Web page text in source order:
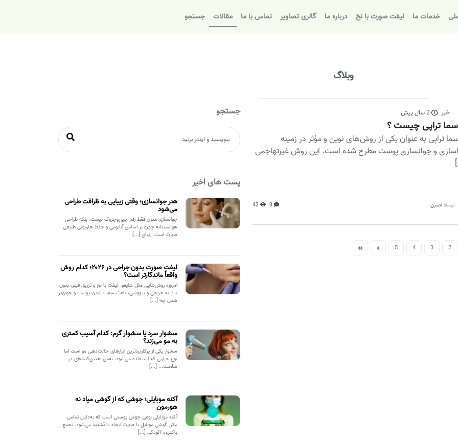
خدمات ما لیفت صورت با نخ درباره ما گالری تصاویر تماس با ما مقالات جستجو
وبلاگ
خبر 2 سال پیش
تراپی چیست ؟
تراپی به عنوان یکی از روش‌های نوین و مؤثر در زمینه
و جوانسازی پوست مطرح شده است. این روش غیرتهاجمی
توسطادمین 0
43
2
3
4
5
جستجو
پست های اخیر
هنر جوانسازی؛ وقتی زیبایی به ظرافت طراحی
می‌شود
جوانسازی مدرن فقط رفع چین‌وچروک نیست، بلکه طراحی
هوشمندانه چهره بر اساس آناتومی و حفظ هارمونی طبیعی
صورت است. زیبای [...]
لیفت صورت بدون جراحی در ۲۰۲۶؛ کدام روش
واقعاً ماندگارتر است؟
امروزه روش‌هایی مثل هایفو، لیفت با نخ و تزریق فیلر، بدون
نیاز به جراحی و بیهوشی، باعث سفت شدن پوست و جوان‌تر
شدن چه [...]
سشوار سرد یا سشوار گرم: کدام آسیب کمتری
به مو می‌زند؟
سشوار یکی از پرکاربردترین ابزارهای حالت‌دهی مو است اما
نوع حرارتی که استفاده می‌شود، نقش تعیین‌کننده‌ای در
سلامت... [...]
آکنه موبایلی؛ جوشی که از گوشی میاد نه
هورمون
آکنه موبایلی نوعی جوش پوستی است که به‌دلیل تماس
مکرر گوشی موبایل با صورت ایجاد یا تشدید می‌شود. تجمع
باکتری، آلودگی [...]